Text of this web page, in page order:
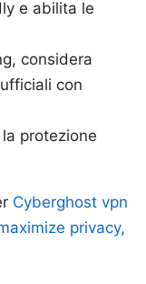
e abilita le
considera
con
protezione
Cyberghost vpn
privacy,